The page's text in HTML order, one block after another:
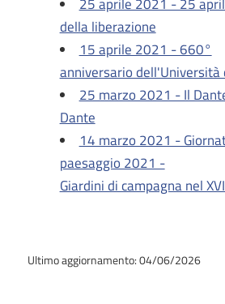
della liberazione
15 aprile 2021 - 660°
anniversario dell'Università
25 marzo 2021 - Il
Dante
14 marzo 2021 -
paesaggio 2021 -
Giardini di campagna nel
Ultimo aggiornamento: 04/06/2026